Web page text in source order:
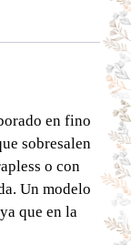
en fino
sobresalen
o con
Un modelo
que en la